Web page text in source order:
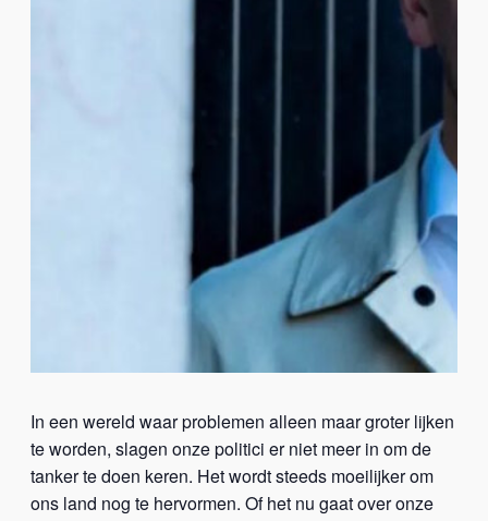
In een wereld waar problemen alleen maar groter lijken
te worden, slagen onze politici er niet meer in om de
tanker te doen keren. Het wordt steeds moeilijker om
ons land nog te hervormen. Of het nu gaat over onze